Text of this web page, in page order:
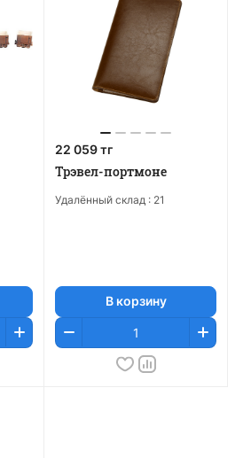
22 059 тг
Трэвел-портмоне
Удалённый склад : 21
В корзину